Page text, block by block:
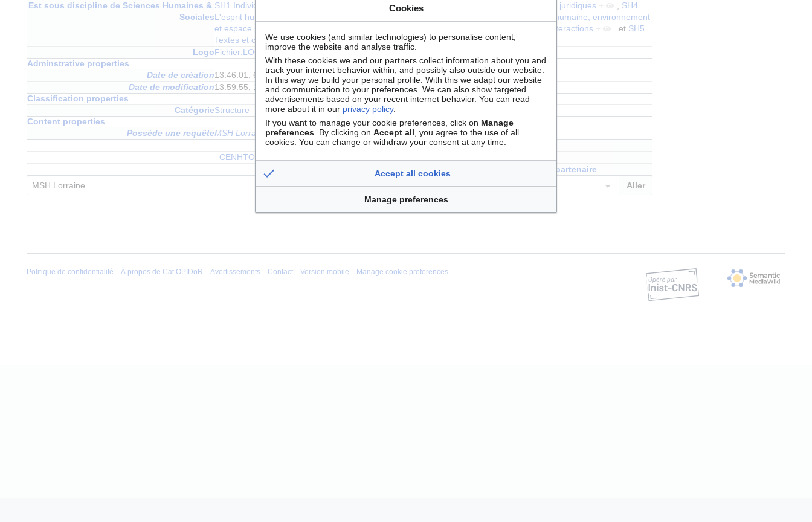
Est sous discipline de Sciences Humaines &
Sociales
SH1 Individus, marchés et organisations ,SH2 Institutions, gouvernance et systèmes juridiques , SH4
L'esprit humain et sa complexité
SH7 Mobilité humaine, environnement
et espace
SH3 Le monde social et ses interactions et SH5
Textes et concepts +
LogoFichier:LOGO-MSH.png +
Adminstrative properties
Date de création13:46:01, 6 décembre 2017+
Date de modification13:59:55, 15 avril 2025+
Classification properties
CatégorieStructure
Content properties
Possède une requêteMSH Lorraine + ,MSH Lorraine + etMSH Lorraine +
A pour relation
ATILF + etRnMSH +
CENHTOR
A pour établissement partenaire
ADOC Lorraine
Politique de confidentialité À propos de Cat OPIDoR Avertissements Contact Version mobile Manage cookie preferences
Cookies
We use cookies (and similar technologies) to personalise content,
improve the website and analyse traffic.
With these cookies we and our partners collect information about you and
track your internet behavior within, and possibly also outside our website.
In this way we build your personal profile. With this we adapt our website
and communication to your preferences. We can also show targeted
advertisements based on your recent internet behavior. You can read
more about it in our privacy policy.
If you want to manage your cookie preferences, click on Manage
preferences . By clicking on Accept all , you agree to the use of all
cookies. You can change or withdraw your consent at any time.
Accept all cookies
Manage preferences